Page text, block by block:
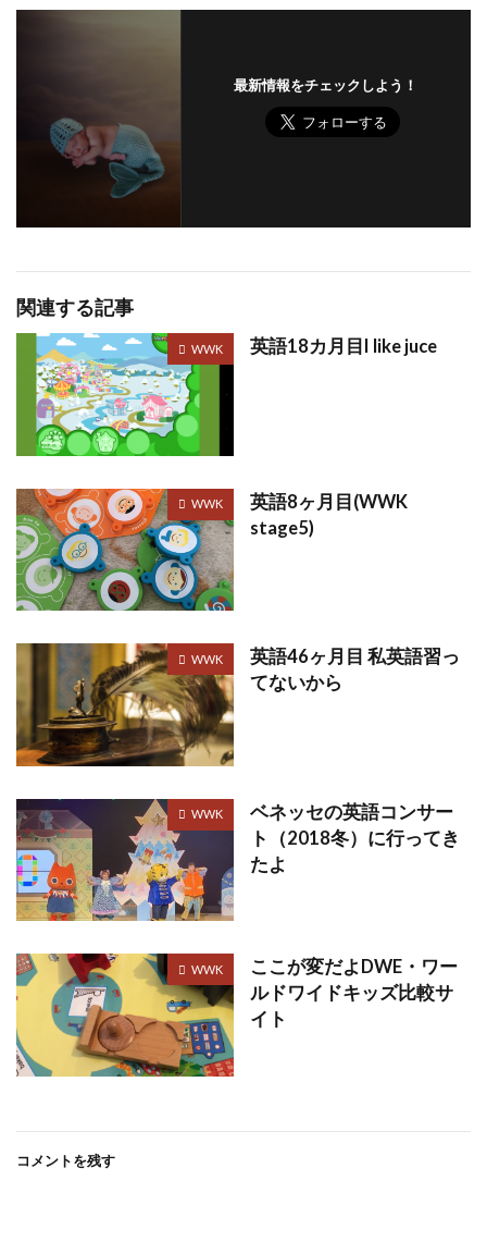
最新情報をチェックしよう！
関連する記事
WWK 英語18カ月目I like juce
WWK
英語8ヶ月目(WWK
stage5)
WWK
英語46ヶ月目 私英語習っ
てないから
WWK
ベネッセの英語コンサー
ト（2018冬）に行ってき
たよ
WWK
ここが変だよDWE・ワー
ルドワイドキッズ比較サ
イト
コメントを残す